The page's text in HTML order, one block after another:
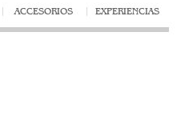
ACCESORIOS EXPERIENCIAS